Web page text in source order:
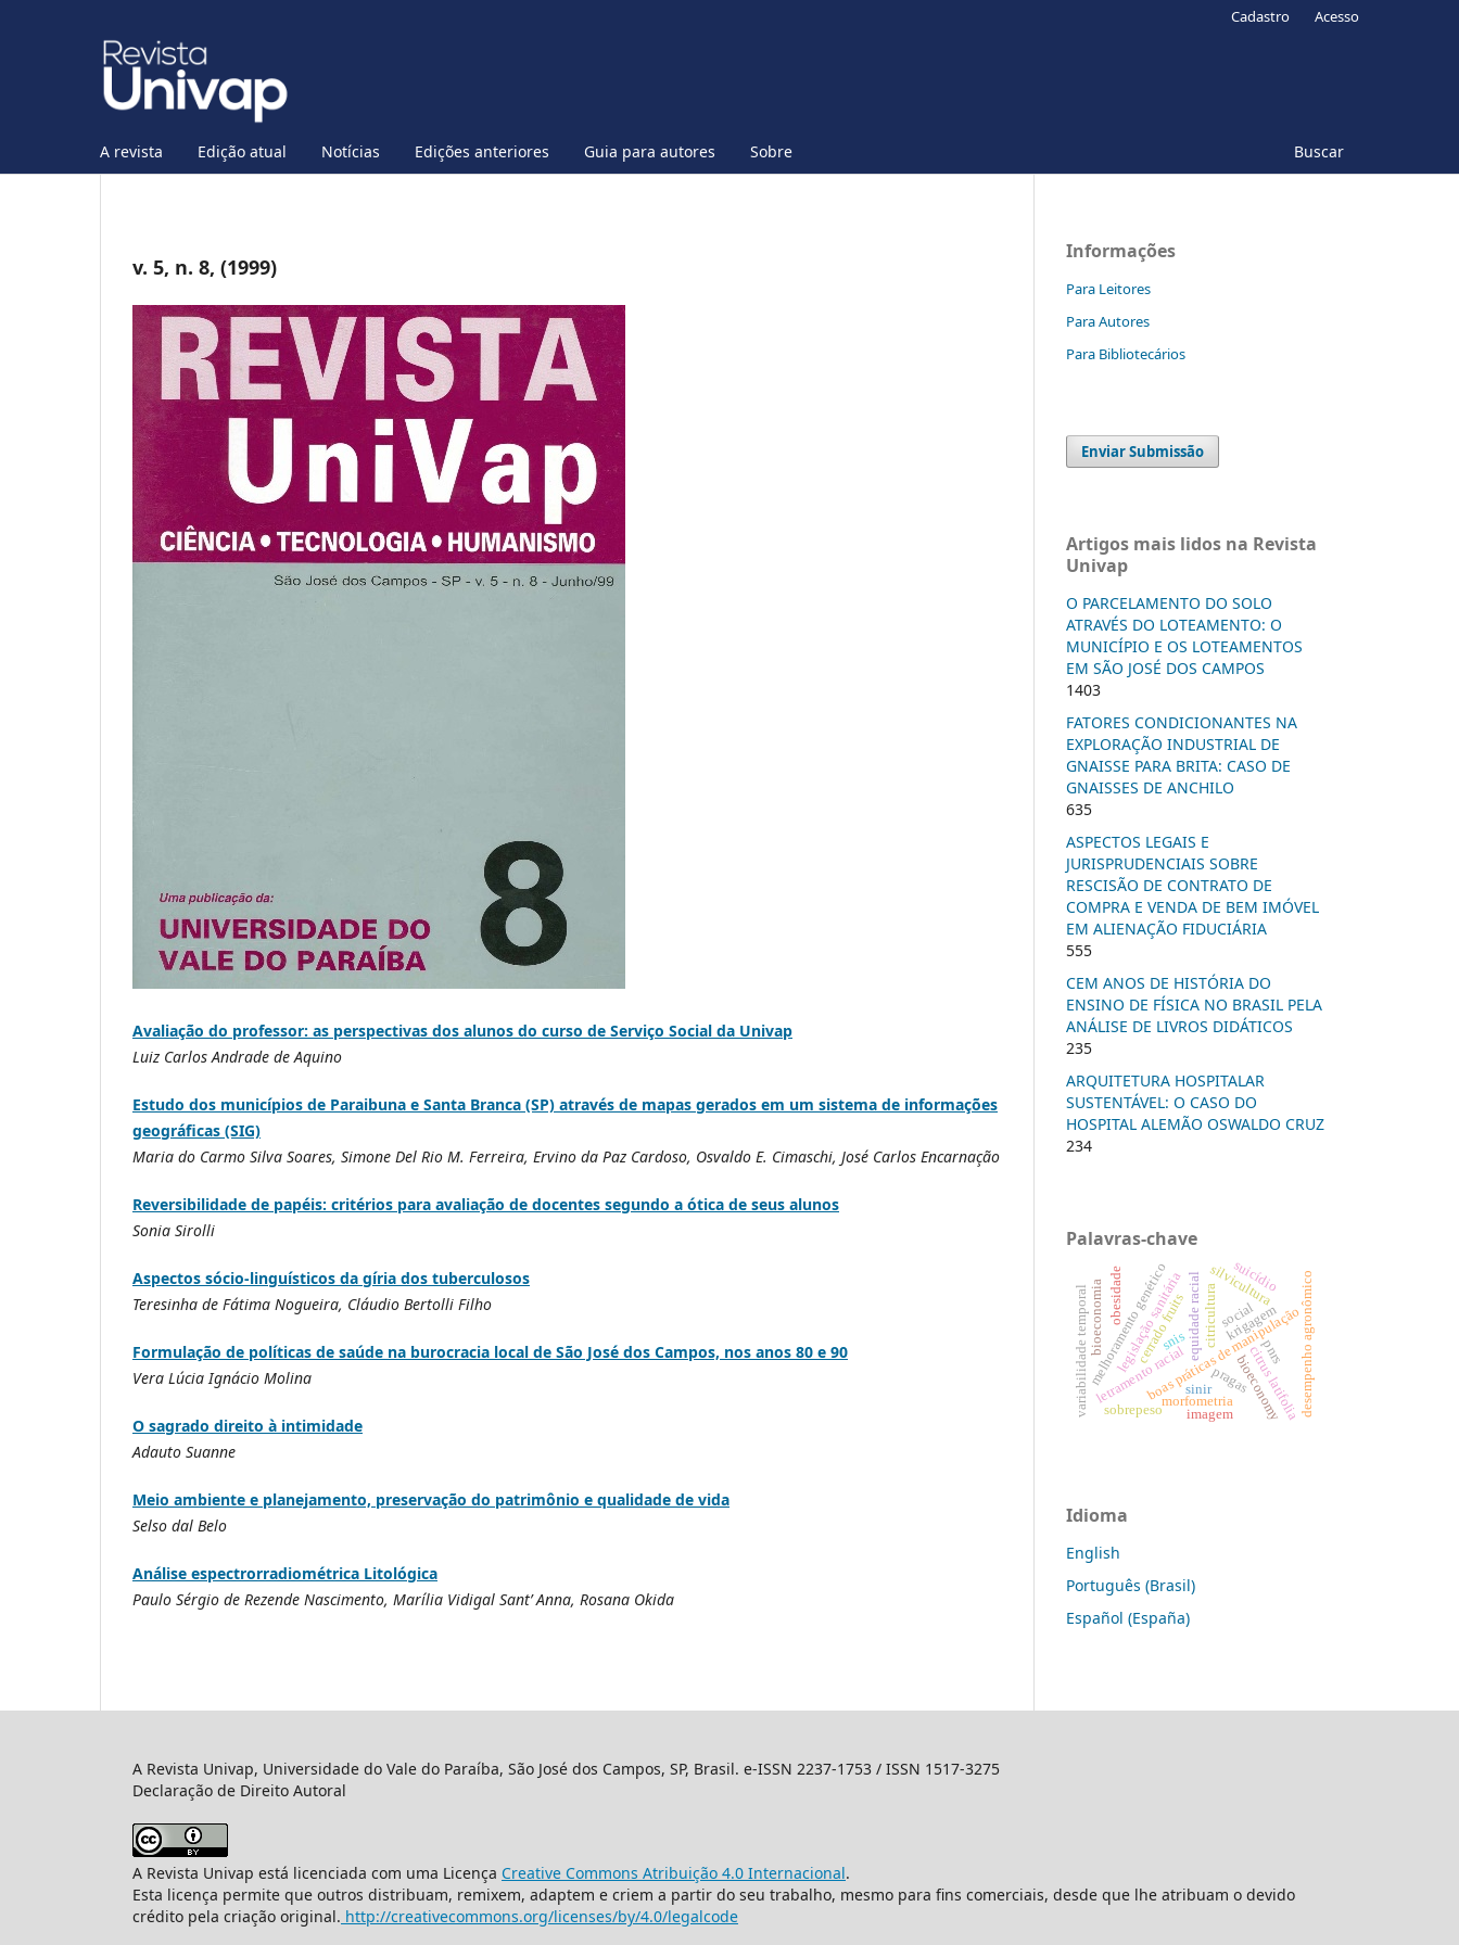
A revista Edição atual Notícias Edições anteriores Guia para autores Sobre Buscar
Cadastro Acesso
v. 5, n. 8, (1999)
Avaliação do professor: as perspectivas dos alunos do curso de Serviço Social da Univap
Luiz Carlos Andrade de Aquino
Estudo dos municípios de Paraibuna e Santa Branca (SP) através de mapas gerados em um sistema de informações
geográficas (SIG)
Maria do Carmo Silva Soares, Simone Del Rio M. Ferreira, Ervino da Paz Cardoso, Osvaldo E. Cimaschi, José Carlos Encarnação
Reversibilidade de papéis: critérios para avaliação de docentes segundo a ótica de seus alunos
Sonia Sirolli
Aspectos sócio-linguísticos da gíria dos tuberculosos
Teresinha de Fátima Nogueira, Cláudio Bertolli Filho
Formulação de políticas de saúde na burocracia local de São José dos Campos, nos anos 80 e 90
Vera Lúcia Ignácio Molina
O sagrado direito à intimidade
Adauto Suanne
Meio ambiente e planejamento, preservação do patrimônio e qualidade de vida
Selso dal Belo
Análise espectrorradiométrica Litológica
Paulo Sérgio de Rezende Nascimento, Marília Vidigal Sant’ Anna, Rosana Okida
Informações
Para Leitores
Para Autores
Para Bibliotecários
Enviar Submissão
Artigos mais lidos na Revista
Univap
O PARCELAMENTO DO SOLO
ATRAVÉS DO LOTEAMENTO: O
MUNICÍPIO E OS LOTEAMENTOS
EM SÃO JOSÉ DOS CAMPOS
1403
FATORES CONDICIONANTES NA
EXPLORAÇÃO INDUSTRIAL DE
GNAISSE PARA BRITA: CASO DE
GNAISSES DE ANCHILO
635
ASPECTOS LEGAIS E
JURISPRUDENCIAIS SOBRE
RESCISÃO DE CONTRATO DE
COMPRA E VENDA DE BEM IMÓVEL
EM ALIENAÇÃO FIDUCIÁRIA
555
CEM ANOS DE HISTÓRIA DO
ENSINO DE FÍSICA NO BRASIL PELA
ANÁLISE DE LIVROS DIDÁTICOS
235
ARQUITETURA HOSPITALAR
SUSTENTÁVEL: O CASO DO
HOSPITAL ALEMÃO OSWALDO CRUZ
234
Palavras-chave
equidade racial
letramento racialboas práticas de manipulação
legislação sanitária
citrus latifolia
citricultura
melhoramento genético desempenho agronômico
pragas
morfometria
silvicultura
sobrepeso
obesidade krigagem
variabilidade temporal bioeconomy
cerrado fruits
bioeconomia pnrs
snis
sinir
imagem
social
suicídio
Idioma
English
Português (Brasil)
Español (España)
A Revista Univap, Universidade do Vale do Paraíba, São José dos Campos, SP, Brasil. e-ISSN 2237-1753 / ISSN 1517-3275
Declaração de Direito Autoral
A Revista Univap está licenciada com uma Licença Creative Commons Atribuição 4.0 Internacional.
Esta licença permite que outros distribuam, remixem, adaptem e criem a partir do seu trabalho, mesmo para fins comerciais, desde que lhe atribuam o devido
crédito pela criação original. http://creativecommons.org/licenses/by/4.0/legalcode